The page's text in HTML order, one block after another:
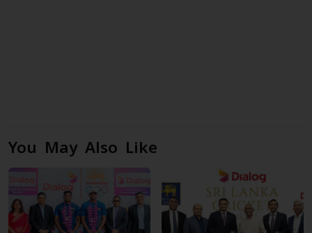
You May Also Like